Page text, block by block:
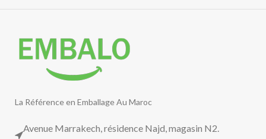
La Référence en Emballage Au Maroc
Avenue Marrakech, résidence Najd, magasin N2.